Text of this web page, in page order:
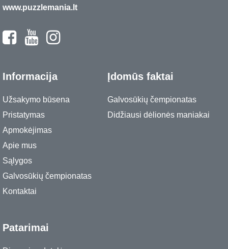
www.puzzlemania.lt
Informacija
Užsakymo būsena
Pristatymas
Apmokėjimas
Apie mus
Sąlygos
Galvosūkių čempionatas
Kontaktai
Įdomūs faktai
Galvosūkių čempionatas
Didžiausi dėlionės maniakai
Patarimai